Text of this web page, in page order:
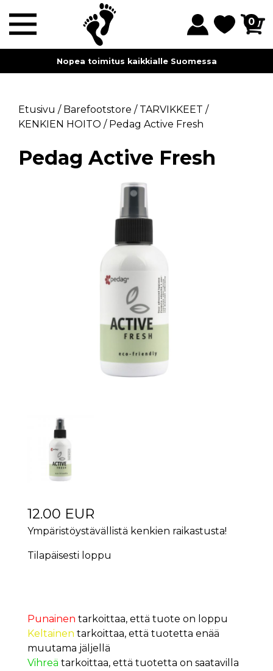
0
Myymälämme sijaitsevat Lahdessa ja Helsingissä.
Etusivu / Barefootstore / TARVIKKEET /
KENKIEN HOITO / Pedag Active Fresh
Pedag Active Fresh
12.00 EUR
Ympäristöystävällistä kenkien raikastusta!
Tilapäisesti loppu
Punainen tarkoittaa, että tuote on loppu
Keltainen tarkoittaa, että tuotetta enää
muutama jäljellä
Vihreä tarkoittaa, että tuotetta on saatavilla